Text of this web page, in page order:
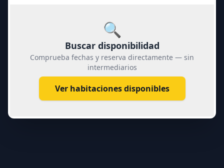
🔍
Buscar disponibilidad
Comprueba fechas y reserva directamente — sin
intermediarios
Ver habitaciones disponibles